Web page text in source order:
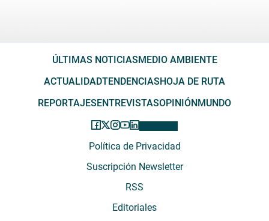
ÚLTIMAS NOTICIASMEDIO AMBIENTE
ACTUALIDADTENDENCIASHOJA DE RUTA
REPORTAJESENTREVISTASOPINIÓNMUNDO
Política de Privacidad
Suscripción Newsletter
RSS
Editoriales